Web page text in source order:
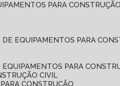
PARA
DE EQUIPAMENTOS PARA
EQUIPAMENTOS PARA
CIVIL
CONSTRUÇÃO